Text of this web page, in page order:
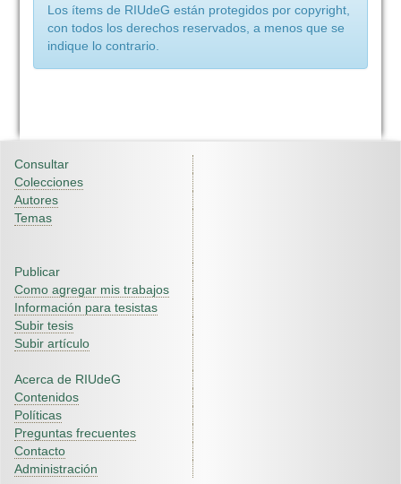
Los ítems de RIUdeG están protegidos por copyright,
con todos los derechos reservados, a menos que se
indique lo contrario.
Consultar
Colecciones
Autores
Temas
Publicar
Como agregar mis trabajos
Información para tesistas
Subir tesis
Subir artículo
Acerca de RIUdeG
Contenidos
Políticas
Preguntas frecuentes
Contacto
Administración